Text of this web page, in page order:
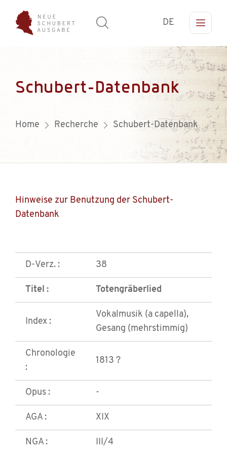
DE
Schubert-Datenbank
Home Recherche Schubert-Datenbank
Hinweise zur Benutzung der Schubert-
Datenbank
D-Verz. : 38
Titel : Totengräberlied
Index :
Vokalmusik (a capella),
Gesang (mehrstimmig)
Chronologie
:
1813 ?
Opus : -
AGA : XIX
NGA : III/4